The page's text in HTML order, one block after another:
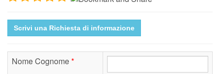
Scrivi una Richiesta di informazione
Nome Cognome*